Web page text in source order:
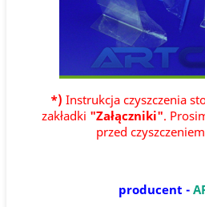
*) Instrukcja czyszczenia
zakładki "Załączniki".
przed
producent -